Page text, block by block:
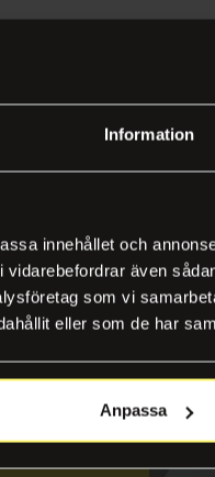
Information
innehållet och
även
som vi
eller som de har
Anpassa